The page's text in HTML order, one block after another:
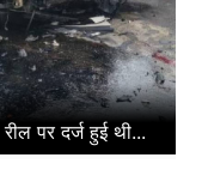
पर दर्ज हुई थी...